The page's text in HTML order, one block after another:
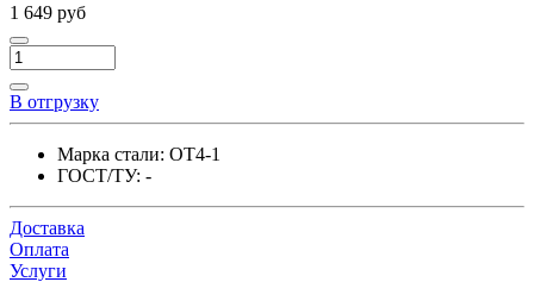
1 649 руб
В отгрузку
Марка стали: ОТ4-1
ГОСТ/ТУ: -
Доставка
Оплата
Услуги